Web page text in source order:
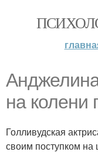
на колени
Голливудская
своим поступком на